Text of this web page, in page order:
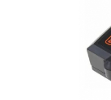
Ceasuri
Cutii, curele si